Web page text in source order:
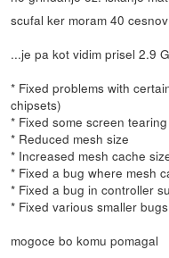
scufal ker moram 40
...je pa kot vidim prisel 2.9
* Fixed problems with
chipsets)
* Fixed some screen
* Reduced mesh size
* Increased mesh cache
* Fixed a bug where mesh
* Fixed a bug in controller
* Fixed various smaller bugs
mogoce bo komu pomagal